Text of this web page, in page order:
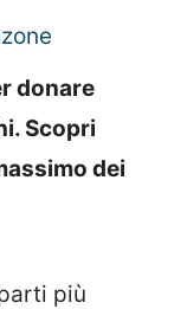
donare
Scopri
dei
più